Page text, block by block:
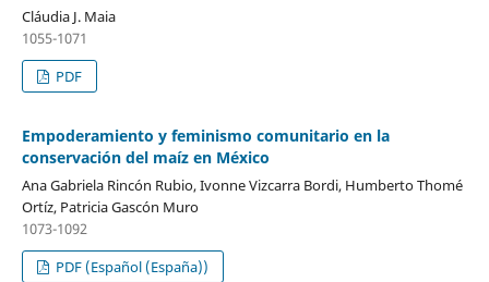
Cláudia J. Maia
1055-1071
PDF
Empoderamiento y feminismo comunitario en la
conservación del maíz en México
Ana Gabriela Rincón Rubio, Ivonne Vizcarra Bordi, Humberto Thomé
Ortíz, Patricia Gascón Muro
1073-1092
PDF (Español (España))